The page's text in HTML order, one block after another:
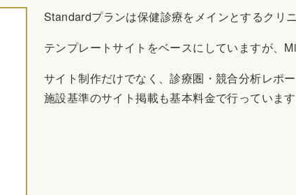
Standardプランは保健診療をメインとするクリ
テンプレートサイトをベースにしていますが、
サイト制作だけでなく、診療圏・競合分析レポ
施設基準のサイト掲載も基本料金で行っています